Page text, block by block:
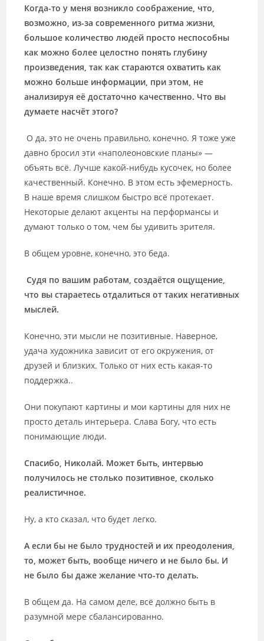
Когда-то у меня возникло соображение, что,
возможно, из-за современного ритма жизни,
большое количество людей просто неспособны
как можно более целостно понять глубину
произведения, так как стараются охватить как
можно больше информации, при этом, не
анализируя её достаточно качественно. Что вы
думаете насчёт этого?
О да, это не очень правильно, конечно. Я тоже уже
давно бросил эти «наполеоновские планы» —
объять всё. Лучше какой-нибудь кусочек, но более
качественный. Конечно. В этом есть эфемерность.
В наше время слишком быстро всё протекает.
Некоторые делают акценты на перформансы и
думают только о том, чем бы удивить зрителя.
В общем уровне, конечно, это беда.
Судя по вашим работам, создаётся ощущение,
что вы стараетесь отдалиться от таких негативных
мыслей.
Конечно, эти мысли не позитивные. Наверное,
удача художника зависит от его окружения, от
друзей и близких. Только от них есть какая-то
поддержка..
Они покупают картины и мои картины для них не
просто деталь интерьера. Слава Богу, что есть
понимающие люди.
Спасибо, Николай. Может быть, интервью
получилось не столько позитивное, сколько
реалистичное.
Ну, а кто сказал, что будет легко.
А если бы не было трудностей и их преодоления,
то, может быть, вообще ничего и не было бы. И
не было бы даже желание что-то делать.
В общем да. На самом деле, всё должно быть в
разумной мере сбалансированно.